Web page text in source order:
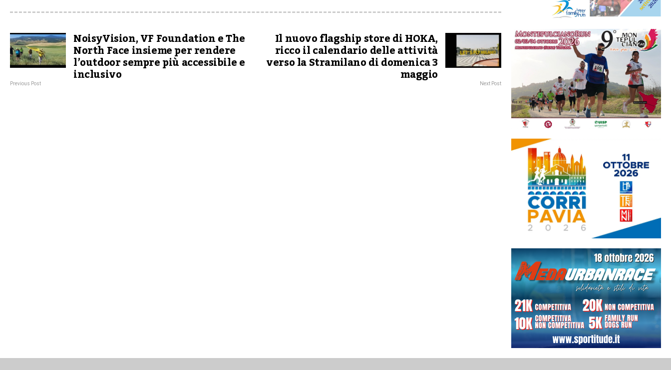
NoisyVision, VF Foundation e The
North Face insieme per rendere
l’outdoor sempre più accessibile e
inclusivo
Previous Post
Il nuovo flagship store di HOKA,
ricco il calendario delle attività
verso la Stramilano di domenica 3
maggio Next Post